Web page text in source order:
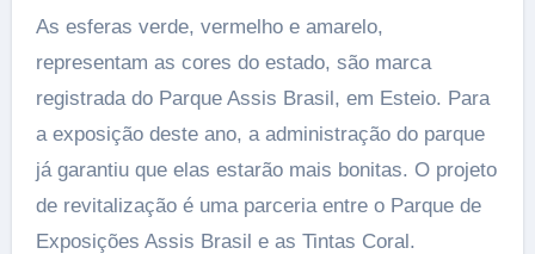
As esferas verde, vermelho e amarelo,
representam as cores do estado, são marca
registrada do Parque Assis Brasil, em Esteio. Para
a exposição deste ano, a administração do parque
já garantiu que elas estarão mais bonitas. O projeto
de revitalização é uma parceria entre o Parque de
Exposições Assis Brasil e as Tintas Coral.